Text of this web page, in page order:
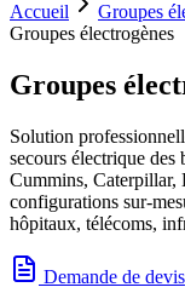
Accueil
Groupes
Groupes électrogènes
Groupes
Solution
secours électrique des
Cummins, Caterpillar,
configurations sur-
hôpitaux, télécoms,
Demande de devis